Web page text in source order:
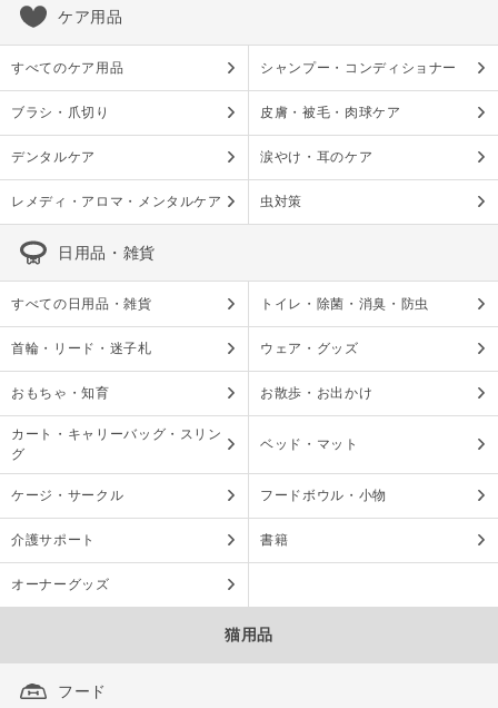
ケア用品
すべてのケア用品 シャンプー・コンディショナー
ブラシ・爪切り 皮膚・被毛・肉球ケア
デンタルケア 涙やけ・耳のケア
レメディ・アロマ・メンタルケア 虫対策
日用品・雑貨
すべての日用品・雑貨 トイレ・除菌・消臭・防虫
首輪・リード・迷子札 ウェア・グッズ
おもちゃ・知育 お散歩・お出かけ
カート・キャリーバッグ・スリン
グ
ベッド・マット
ケージ・サークル フードボウル・小物
介護サポート 書籍
オーナーグッズ
猫用品
フード